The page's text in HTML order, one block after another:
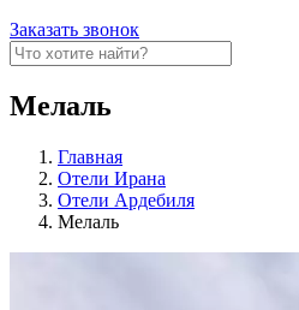
Заказать звонок
Мелаль
Главная
Отели Ирана
Отели Ардебиля
Мелаль